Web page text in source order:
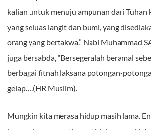
kalian untuk menuju ampunan dari Tuhan
yang seluas langit dan bumi, yang
orang yang bertakwa.” Nabi Muhammad
juga bersabda, “Bersegeralah beramal
berbagai fitnah laksana potongan-
gelap….(HR Muslim).
Mungkin kita merasa hidup masih lama.